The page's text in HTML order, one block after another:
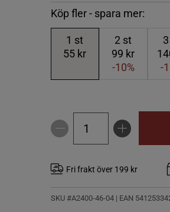
Köp fler - spara mer:
1 st
55 kr
2 st
99 kr
-10%
3
-
Fri frakt över 199 kr
SKU #A2400-46-04 | EAN